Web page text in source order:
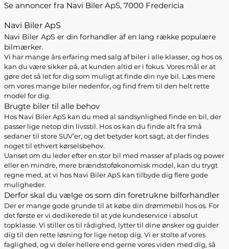
Se annoncer fra Navi Biler ApS, 7000 Fredericia
Navi Biler ApS
Navi Biler ApS er din forhandler af en lang række populære
bilmærker.
Vi har mange års erfaring med salg af biler i alle klasser, og hos os
kan du være sikker på, at kunden altid er i fokus. Vores mål er at
gøre det så let for dig som muligt at finde din nye bil. Læs mere
om vores mange biler nedenfor, og find frem til den helt rette
model for dig.
Brugte biler til alle behov
Hos Navi Biler ApS kan du med al sandsynlighed finde en bil, der
passer lige netop din livsstil. Hos os kan du finde alt fra små
sedaner til store SUV’er, og det betyder kort sagt, at der findes
noget til ethvert kørselsbehov.
Uanset om du leder efter en stor bil med masser af plads og power
eller en mindre, mere brændstoføkonomisk model, kan du trygt
regne med, at vi hos Navi Biler ApS kan tilbyde dig flere gode
muligheder.
Derfor skal du vælge os som din foretrukne bilforhandler
Der er mange gode grunde til at købe din drømmebil hos os. For
det første er vi dedikerede til at yde kundeservice i absolut
topklasse. Vi stiller os til rådighed, lytter til dine ønsker og guider
dig til den rette løsning for lige netop dig. Vi er stolte af vores
faglighed, og vi deler hellere end gerne vores viden med dig, så